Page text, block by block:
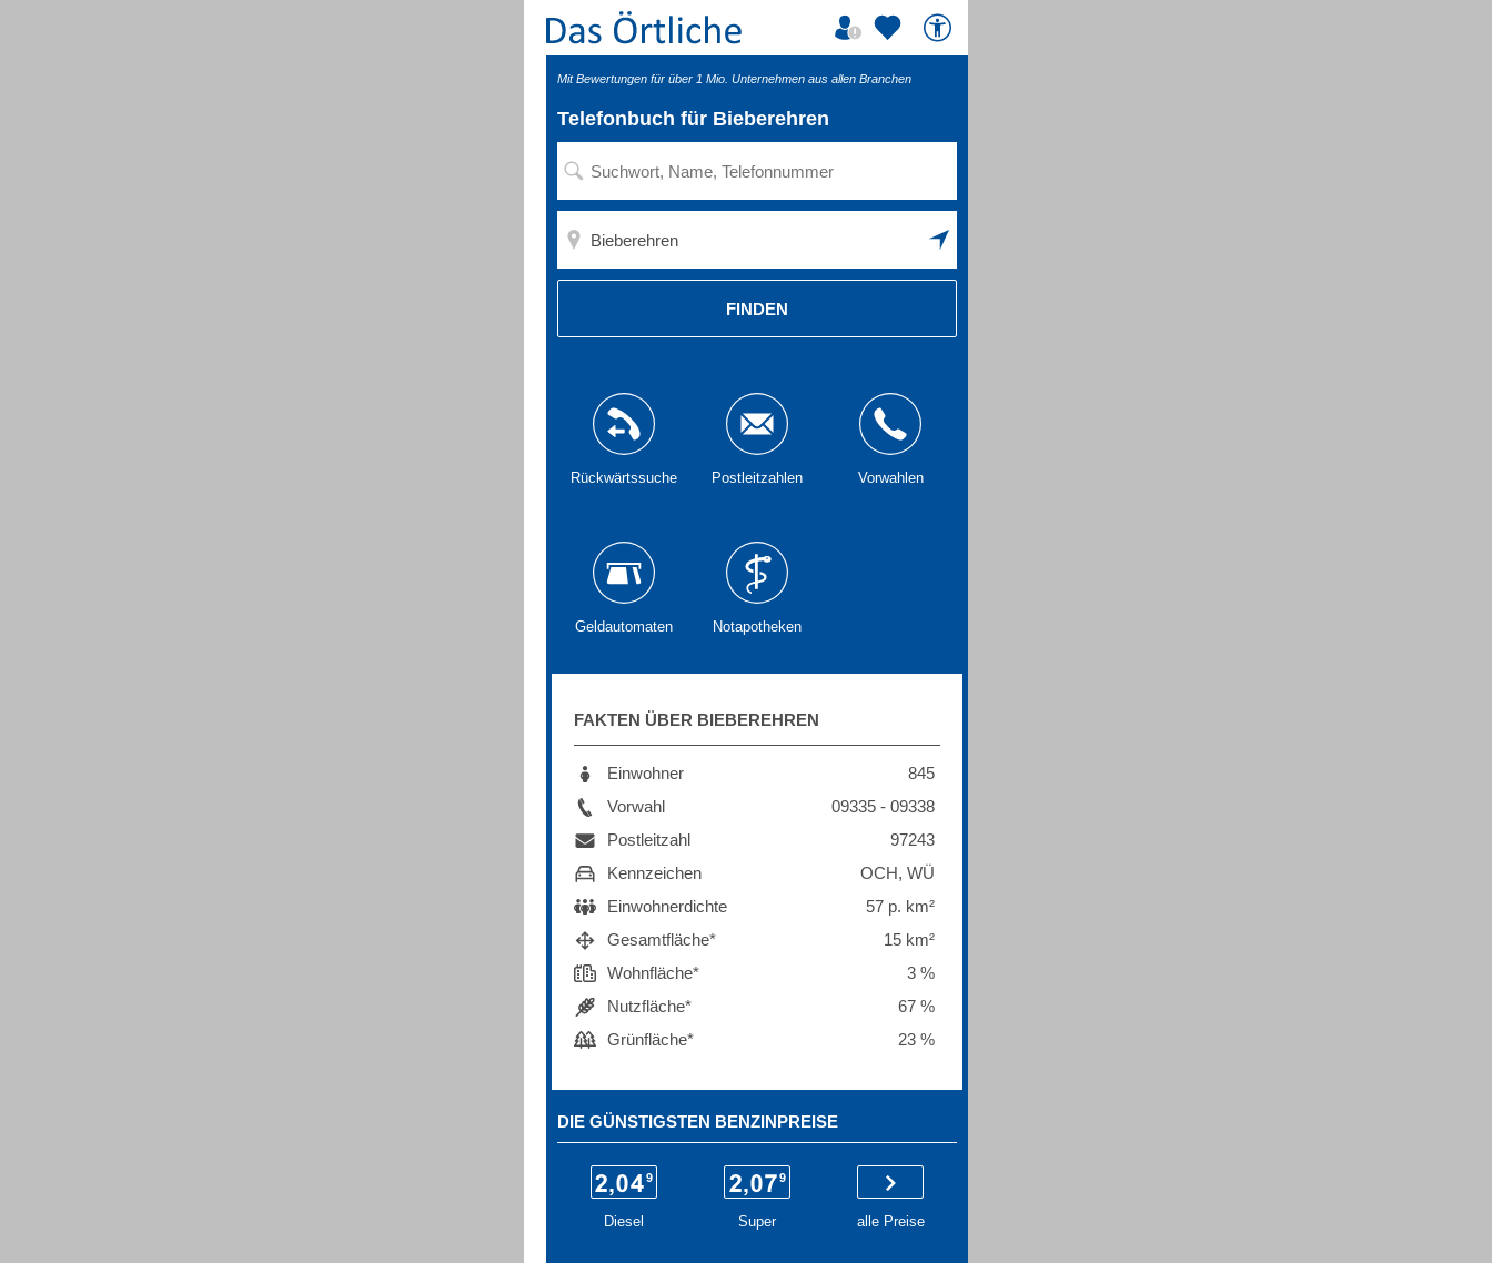
Mit Bewertungen für über 1 Mio. Unternehmen aus allen Branchen
Telefonbuch für Bieberehren
FINDEN
Rückwärtssuche Postleitzahlen Vorwahlen
Geldautomaten Notapotheken
FAKTEN ÜBER BIEBEREHREN
Einwohner
845
Vorwahl
09335 - 09338
Postleitzahl
97243
Kennzeichen
OCH, WÜ
Einwohnerdichte
57 p. km²
Gesamtfläche*
15 km²
Wohnfläche*
3 %
Nutzfläche*
67 %
Grünfläche*
23 %
DIE GÜNSTIGSTEN BENZINPREISE
Diesel Super alle Preise